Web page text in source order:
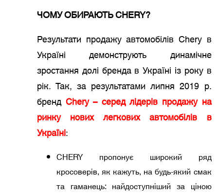
ЧОМУ ОБИРАЮТЬ CHERY?
Результати продажу автомобілів Chery в
Україні демонструють динамічне
зростання долі бренда в Україні із року в
рік. Так, за результатами липня 2019 р.
бренд Chery – серед лідерів продажу на
ринку нових легкових автомобілів в
Україні:
CHERY пропонує широкий ряд
кросоверів, як кажуть, на будь-який смак
та гаманець: найдоступніший за ціною